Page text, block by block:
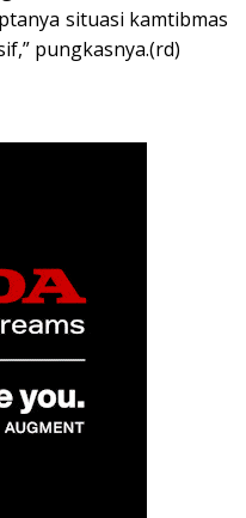
situasi kamtibmas
pungkasnya.(rd)